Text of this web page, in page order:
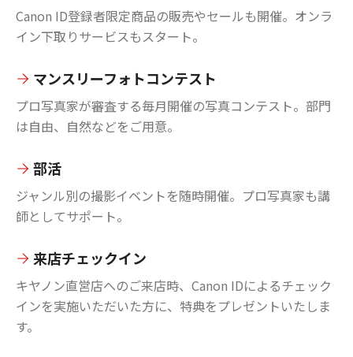
Canon ID登録者限定商品の販売やセールも開催。オンラ
イン下取りサービスもスタート。
マンスリーフォトコンテスト
プロ写真家が審査する毎月開催の写真コンテスト。部門
は自由、自然などをご用意。
部活
ジャンル別の撮影イベントを随時開催。プロ写真家も講
師としてサポート。
来店チェックイン
キヤノン直営店へのご来店時、Canon IDによるチェック
インを実施いただいた方に、特典をプレゼントいたしま
す。